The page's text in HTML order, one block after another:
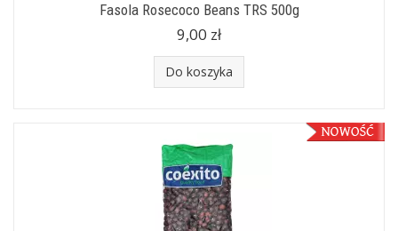
Fasola Rosecoco Beans TRS 500g
9,00 zł
Do koszyka